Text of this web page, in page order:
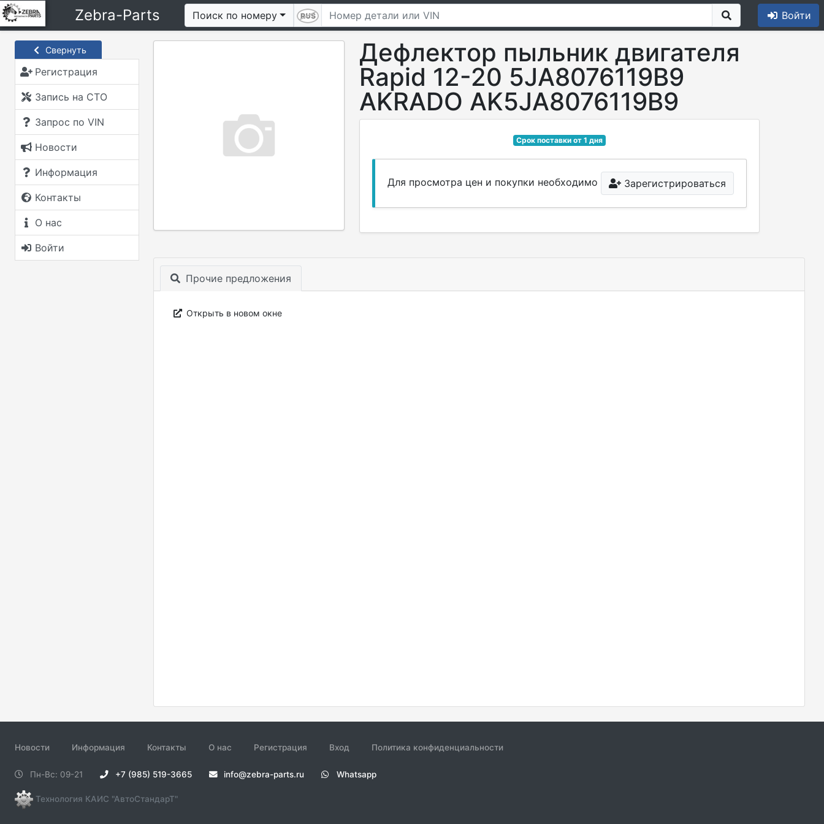
Zebra-Parts Поиск по номеру Войти
Свернуть
Регистрация
Запись на СТО
Запрос по VIN
Новости
Информация
Контакты
О нас
Войти
Дефлектор пыльник двигателя
Rapid 12-20 5JA8076119B9
AKRADO AK5JA8076119B9
Срок поставки от 1 дня
Для просмотра цен и покупки необходимо Зарегистрироваться
Прочие предложения
Открыть в новом окне
Новости Информация Контакты О нас Регистрация Вход Политика конфиденциальности
Пн-Вс: 09-21 +7 (985) 519-3665 info@zebra-parts.ru Whatsapp
Технология КАИС "АвтоСтандарТ"